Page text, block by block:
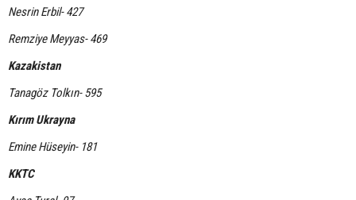
Nesrin Erbil- 427
Remziye Meyyas- 469
Kazakistan
Tanagöz Tolkın- 595
Kırım Ukrayna
Emine Hüseyin- 181
KKTC